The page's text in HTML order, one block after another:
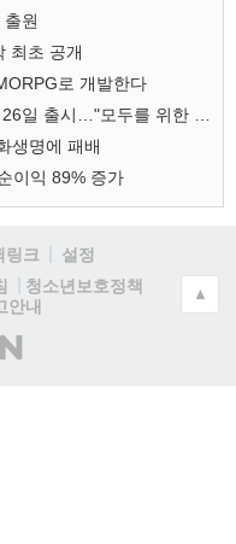
원
최초 공개
로 개발한다
생명에 패배
이익 89% 증가
링크
설정
청소년보호정책
안내
▲